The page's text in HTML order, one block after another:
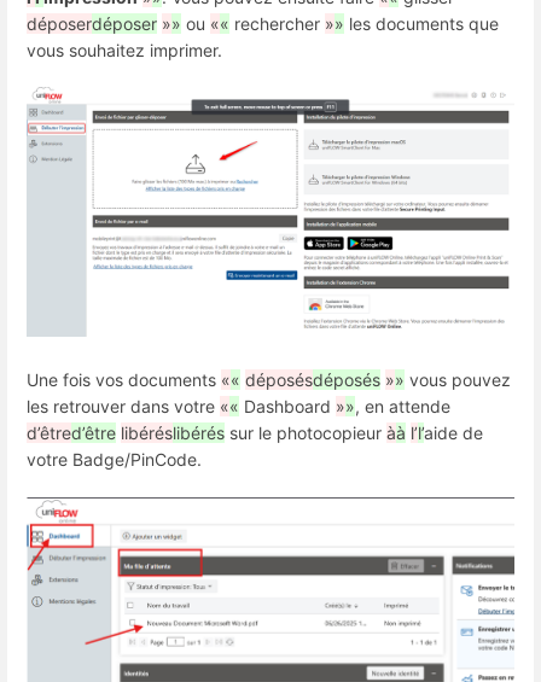
déposerdéposer »» ou «« rechercher »» les documents que
vous souhaitez imprimer.
Une fois vos documents «« déposésdéposés »» vous pouvez
les retrouver dans votre «« Dashboard »», en attende
d’êtred’être libéréslibérés sur le photocopieur àà l’l’aide de
votre Badge/PinCode.